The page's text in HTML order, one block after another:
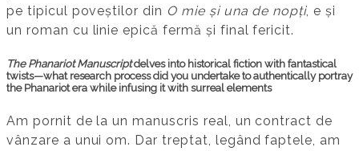
pe tipicul poveștilor din O mie și una de nopți, e și
un roman cu linie epică fermă și final fericit.
The Phanariot Manuscriptdelves into historical fiction with fantastical
twists—what research process did you undertake to authentically portray
the Phanariot era while infusing it with surreal elements
Am pornit de la un manuscris real, un contract de
vânzare a unui om. Dar treptat, legând faptele, am